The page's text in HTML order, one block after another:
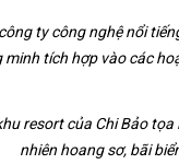
ty công nghệ nổi
minh tích hợp vào các
resort của Chi Bảo
nhiên hoang sơ, bãi